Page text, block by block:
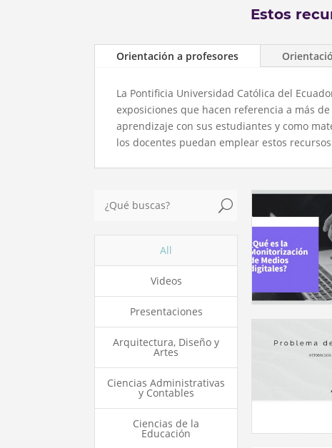
Estos
Orientación a profesores
La Pontificia Universidad Católica del
exposiciones que hacen referencia a más
aprendizaje con sus estudiantes y como
los docentes puedan emplear estos
U
All
Videos
Presentaciones
Arquitectura, Diseño y
Artes
Ciencias Administrativas
y Contables
Ciencias de la
Educación